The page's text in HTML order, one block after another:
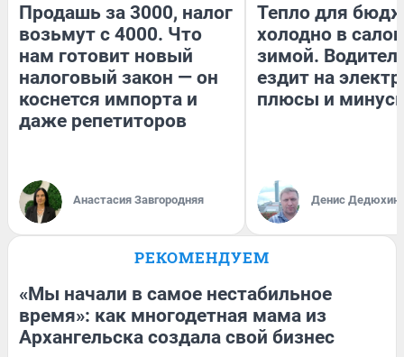
Продашь за 3000, налог
возьмут с 4000. Что
нам готовит новый
налоговый закон — он
коснется импорта и
даже репетиторов
Анастасия Завгородняя
Тепло для
холодно в
зимой.
ездит на
плюсы и
Денис Дедюхин
РЕКОМЕНДУЕМ
«Мы начали в самое нестабильное
время»: как многодетная мама из
Архангельска создала свой бизнес